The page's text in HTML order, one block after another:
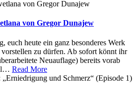
von Gregor Dunajew
euch heute ein ganz besonderes Werk
vorstellen zu dürfen. Ab sofort könnt ihr
Neuauflage) bereits vorab
… Read More